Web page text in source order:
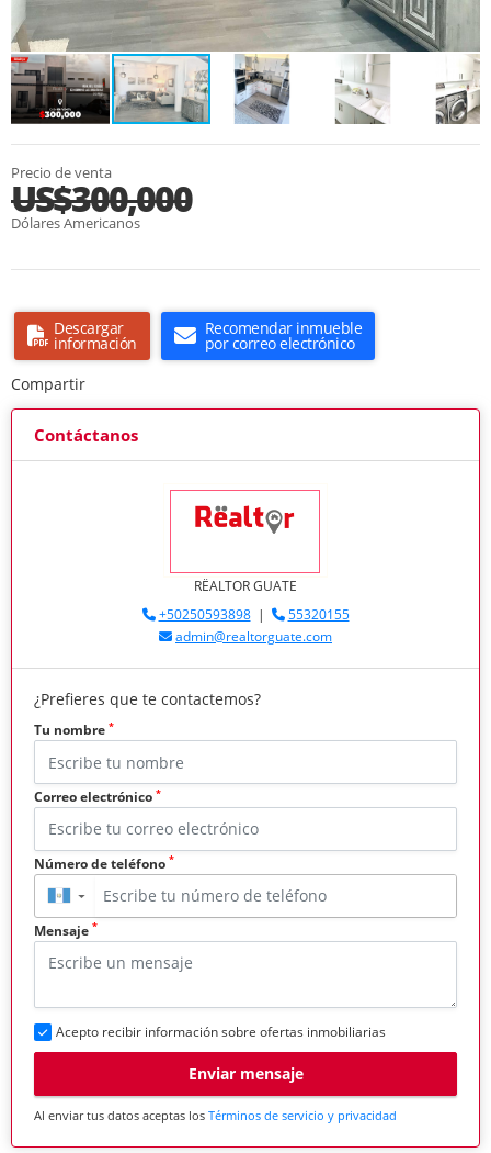
Precio de venta
US$300,000
Dólares Americanos
Descargar
información
Recomendar inmueble
por correo electrónico
Compartir
Contáctanos
RËALTOR GUATE
+50250593898|
55320155
admin@realtorguate.com
¿Prefieres que te contactemos?
Tu nombre *
Correo electrónico *
Número de teléfono *
▼
Mensaje *
Acepto recibir información sobre ofertas inmobiliarias
Enviar mensaje
Al enviar tus datos aceptas los Términos de servicio y privacidad